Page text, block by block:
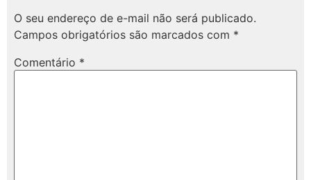
O seu endereço de e-mail não será publicado.
Campos obrigatórios são marcados com *
Comentário *